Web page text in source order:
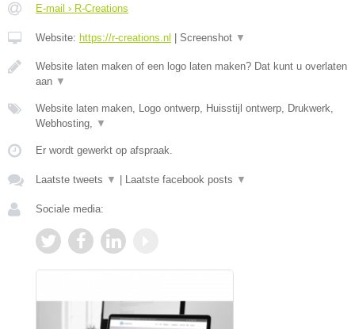
E-mail › R-Creations
Website: https://r-creations.nl Screenshot ▼
Website laten maken of een logo laten maken? Dat kunt u overlaten
aan ▼
Website laten maken, Logo ontwerp, Huisstijl ontwerp, Drukwerk,
Webhosting, ▼
Er wordt gewerkt op afspraak.
Laatste tweets ▼ Laatste facebook posts ▼
Sociale media: